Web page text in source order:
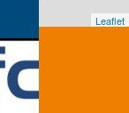
Leaflet